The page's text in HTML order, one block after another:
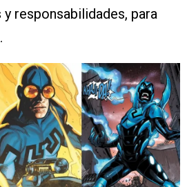
responsabilidades, para